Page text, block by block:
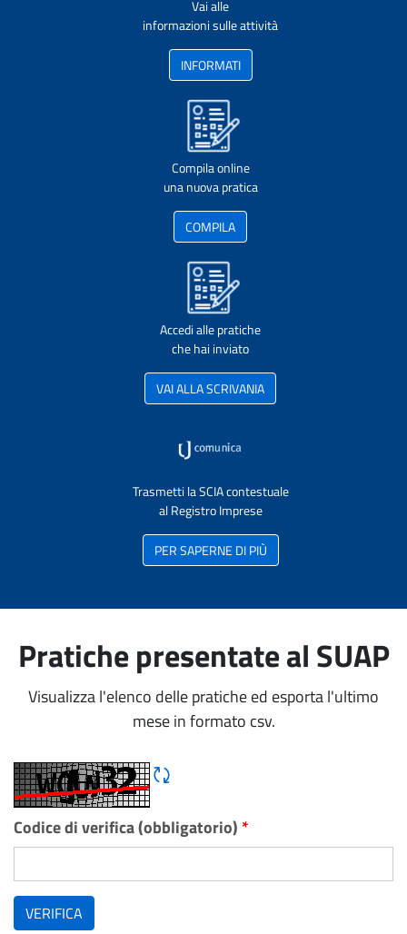
Vai alle
informazioni sulle attività
INFORMATI
Compila online
una nuova pratica
COMPILA
Accedi alle pratiche
che hai inviato
VAI ALLA SCRIVANIA
Trasmetti la SCIA contestuale
al Registro Imprese
PER SAPERNE DI PIÙ
Pratiche presentate al SUAP
Visualizza l'elenco delle pratiche ed esporta l'ultimo
mese in formato csv.
Rigene CAPTCHA
Codice di verifica (obbligatorio) *
VERIFICA